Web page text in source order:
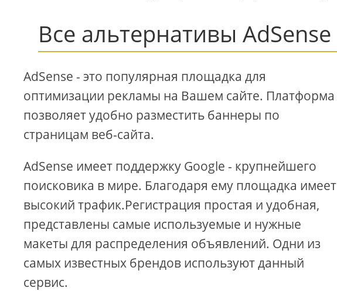
Все альтернативы AdSense
AdSense - это популярная площадка для
оптимизации рекламы на Вашем сайте. Платформа
позволяет удобно разместить баннеры по
страницам веб-сайта.
AdSense имеет поддержку Google - крупнейшего
поисковика в мире. Благодаря ему площадка имеет
высокий трафик.Регистрация простая и удобная,
представлены самые используемые и нужные
макеты для распределения объявлений. Одни из
самых известных брендов используют данный
сервис.